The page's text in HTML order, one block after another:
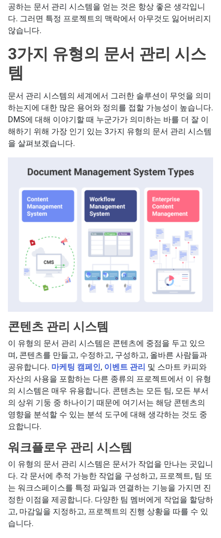
공하는 문서 관리 시스템을 얻는 것은 항상 좋은 생각입니
다. 그러면 특정 프로젝트의 맥락에서 아무것도 잃어버리지
않습니다.
3가지 유형의 문서 관리 시스
템
문서 관리 시스템의 세계에서 그러한 솔루션이 무엇을 의미
하는지에 대한 많은 용어와 정의를 접할 가능성이 높습니다.
DMS에 대해 이야기할 때 누군가가 의미하는 바를 더 잘 이
해하기 위해 가장 인기 있는 3가지 유형의 문서 관리 시스템
을 살펴보겠습니다.
콘텐츠 관리 시스템
이 유형의 문서 관리 시스템은 콘텐츠에 중점을 두고 있으
며, 콘텐츠를 만들고, 수정하고, 구성하고, 올바른 사람들과
공유합니다. 마케팅 캠페인, 이벤트 관리 및 스마트 카피와
자산의 사용을 포함하는 다른 종류의 프로젝트에서 이 유형
의 시스템은 매우 유용합니다. 콘텐츠는 모든 팀, 모든 부서
의 상위 기둥 중 하나이기 때문에 여기서는 해당 콘텐츠의
영향을 분석할 수 있는 분석 도구에 대해 생각하는 것도 중
요합니다.
워크플로우 관리 시스템
이 유형의 문서 관리 시스템은 문서가 작업을 만나는 곳입니
다. 각 문서에 추적 가능한 작업을 구성하고, 프로젝트, 팀 또
는 워크스페이스를 특정 파일과 연결하는 기능을 가지면 진
정한 이점을 제공합니다. 다양한 팀 멤버에게 작업을 할당하
고, 마감일을 지정하고, 프로젝트의 진행 상황을 따를 수 있
습니다.